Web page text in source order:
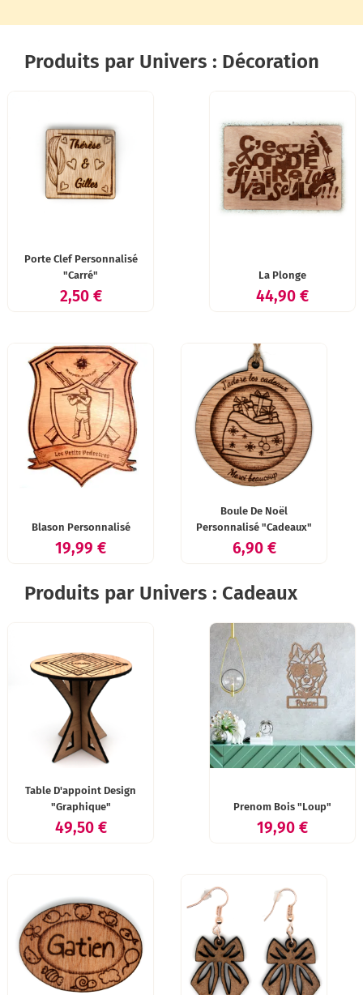
Produits par Univers : Décoration
Porte Clef Personnalisé
"Carré"
Prix
2,50 €
La Plonge
Prix
44,90 €
Blason Personnalisé
Prix
19,99 €
Boule De Noël
Personnalisé "Cadeaux"
Prix
6,90 €
Produits par Univers : Cadeaux
Table D'appoint Design
"Graphique"
Prix
49,50 €
Prenom Bois "Loup"
Prix
19,90 €